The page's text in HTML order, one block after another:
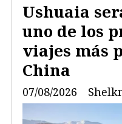
Ushuaia
uno de los
viajes más
China
07/08/2026